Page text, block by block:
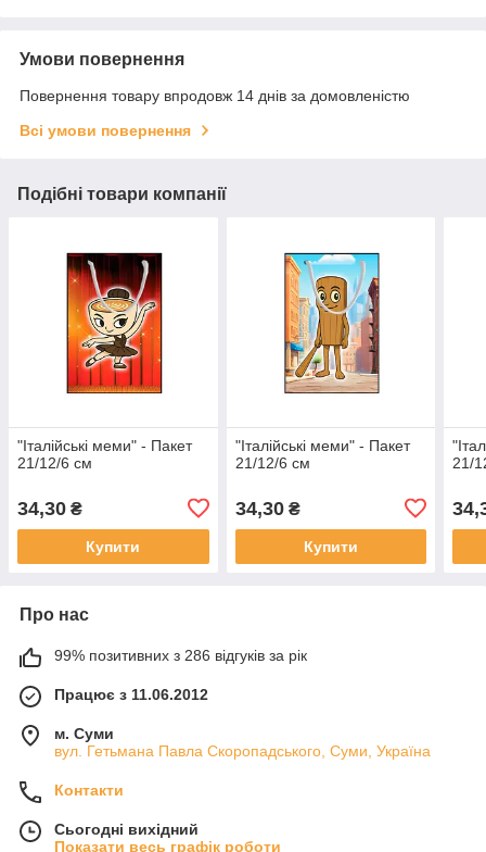
Умови повернення
Повернення товару впродовж 14 днів за домовленістю
Всі умови повернення
Подібні товари компанії
"Італійські меми" - Пакет
21/12/6 см
34,30 ₴
Купити
"Італійські меми" - Пакет
21/12/6 см
34,30₴
Купити
21/
Про нас
99% позитивних з 286 відгуків за рік
Працює з 11.06.2012
м. Суми
вул. Гетьмана Павла Скоропадського, Суми, Україна
Контакти
Сьогодні вихідний
Показати весь графік роботи